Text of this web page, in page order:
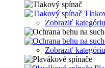
Zobraziť kategóriu
Zobraziť kategóriu